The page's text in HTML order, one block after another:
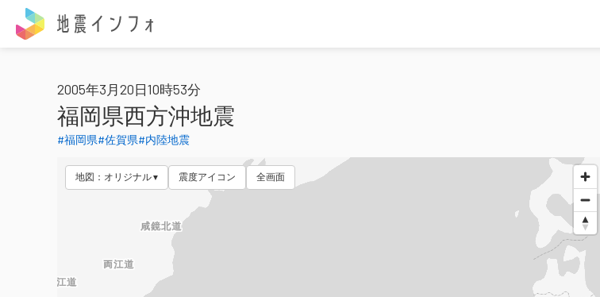
2005年3月20日10時53分
福岡県西方沖地震
#福岡県#佐賀県#内陸地震
地図：オリジナル 震度アイコン 全画面